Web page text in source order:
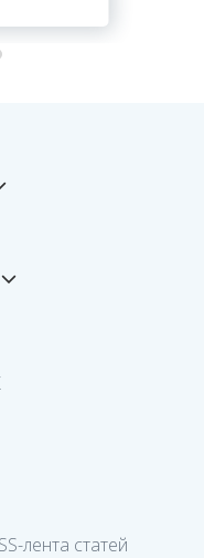
лента статей